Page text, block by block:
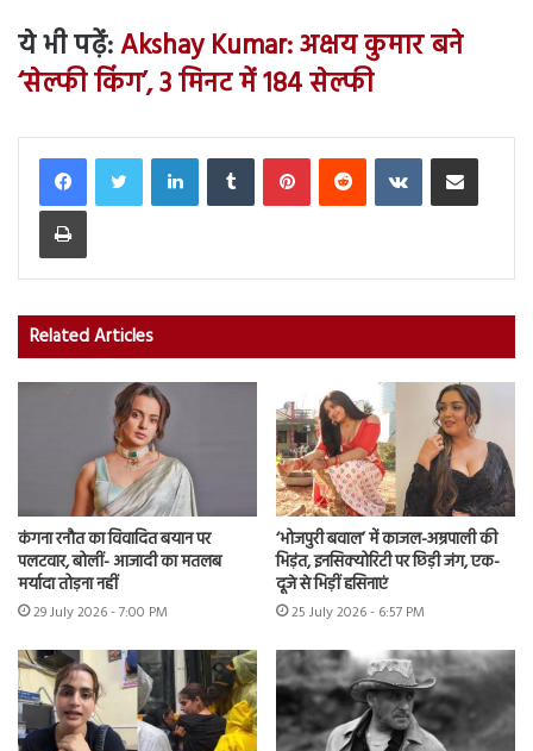
ये भी पढ़ें:Akshay Kumar: अक्षय कुमार बने
‘सेल्फी किंग’, 3 मिनट में 184 सेल्फी
LinkedInTumblr PinterestReddit VKontakteShare via Email
Print
Related Articles
कंगना रनौत का विवादित बयान पर
पलटवार, बोलीं- आजादी का मतलब
मर्यादा तोड़ना नहीं
29 July 2026 - 7:00 PM
‘भोजपुरी बवाल’ में काजल-अम्रपाली की
भिड़ंत, इनसिक्योरिटी पर छिड़ी जंग, एक-
दूजे से भिड़ीं हसिनाएं
25 July 2026 - 6:57 PM